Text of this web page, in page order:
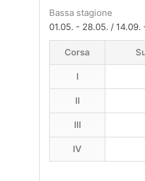
Bassa stagione
01.05. - 28.05. / 14.09.
Corsa
I
II
III
IV